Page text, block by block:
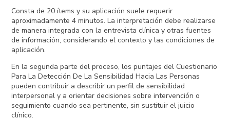
Consta de 20 ítems y su aplicación suele requerir
aproximadamente 4 minutos. La interpretación debe realizarse
de manera integrada con la entrevista clínica y otras fuentes
de información, considerando el contexto y las condiciones de
aplicación.
En la segunda parte del proceso, los puntajes del Cuestionario
Para La Detección De La Sensibilidad Hacia Las Personas
pueden contribuir a describir un perfil de sensibilidad
interpersonal y a orientar decisiones sobre intervención o
seguimiento cuando sea pertinente, sin sustituir el juicio
clínico.